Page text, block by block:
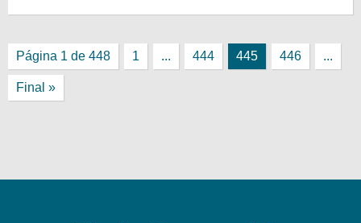
Página 1 de 448 1 ... 444 445 446 ...
Final »